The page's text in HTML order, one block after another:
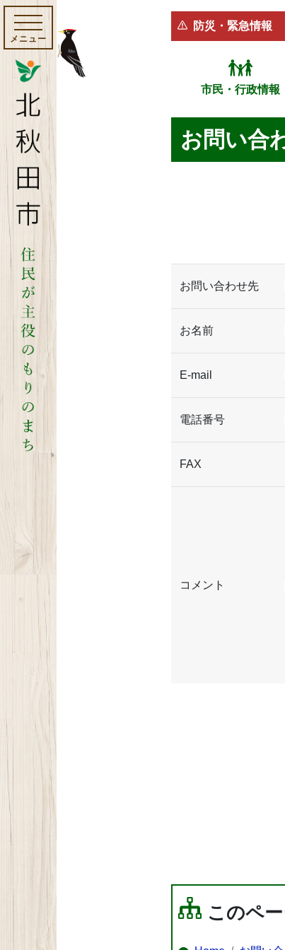
メニュー
防災・緊急情報
市民・行政情報
お問い合
お問い合わせ先
お名前
E-mail
電話番号
FAX
コメント
このペ